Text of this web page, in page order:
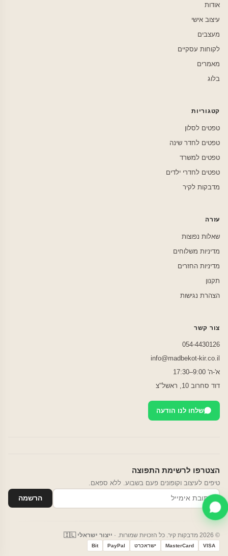
אודות
עיצוב אישי
מעצבים
לקוחות עסקיים
מאמרים
בלוג
קטגוריות
טפטים לסלון
טפטים לחדר שינה
טפטים למשרד
טפטים לחדרי ילדים
מדבקות לקיר
עזרה
שאלות נפוצות
מדיניות משלוחים
מדיניות החזרים
תקנון
הצהרת נגישות
צור קשר
054-4430126
info@madbekot-kir.co.il
א'-ה' 9:00–17:30
דוד סחרוב 10, ראשל"צ
שלחו לנו הודעה
הצטרפו לרשימת התפוצה
טיפים לעיצוב וקופונים פעם בשבוע. ללא ספאם.
הרשמה
© 2026 מדבקות קיר. כל הזכויות שמורות. · ייצור ישראלי 🇮🇱
VISA
MasterCard ישראכרט PayPal
Bit